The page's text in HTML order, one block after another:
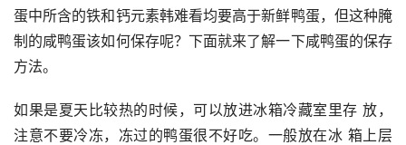
蛋中所含的铁和钙元素韩难看均要高于新鲜鸭蛋，但这种腌
制的咸鸭蛋该如何保存呢？下面就来了解一下咸鸭蛋的保存
方法。
如果是夏天比较热的时候，可以放进冰箱冷藏室里存 放，
注意不要冷冻，冻过的鸭蛋很不好吃。一般放在冰 箱上层